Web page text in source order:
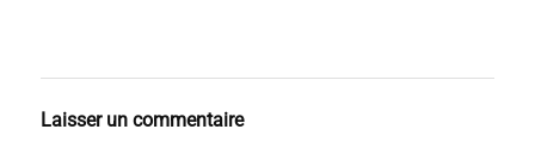
Laisser un commentaire